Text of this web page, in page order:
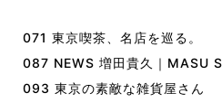
071 東京喫茶、名店を巡る。
087 NEWS 増田貴久｜MASU
093 東京の素敵な雑貨屋さん